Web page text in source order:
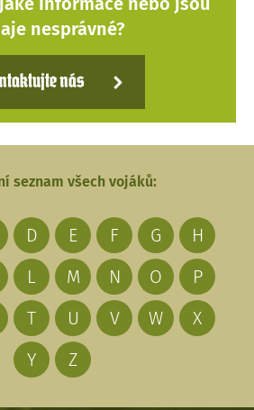
nesprávné?
nás
seznam všech vojáků:
D E F G
H
L M N O
P
T U V W
X
Y
Z